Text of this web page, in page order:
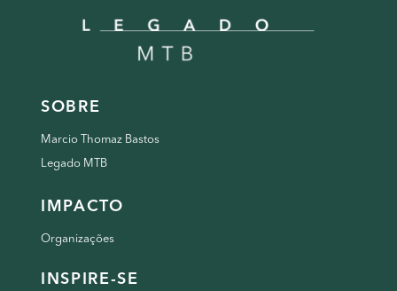
SOBRE
Marcio Thomaz Bastos
Legado MTB
IMPACTO
Organizações
INSPIRE-SE